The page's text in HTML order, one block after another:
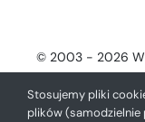
© 2003 - 2026
Stosujemy pliki
plików (samodzielnie